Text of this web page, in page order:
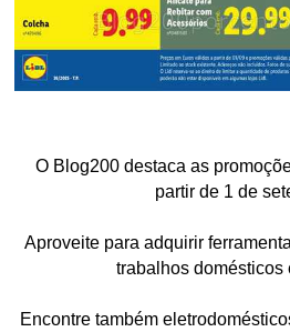
O Blog200 destaca as
partir de 1 de
Aproveite para adquirir
trabalhos domésticos
Encontre também